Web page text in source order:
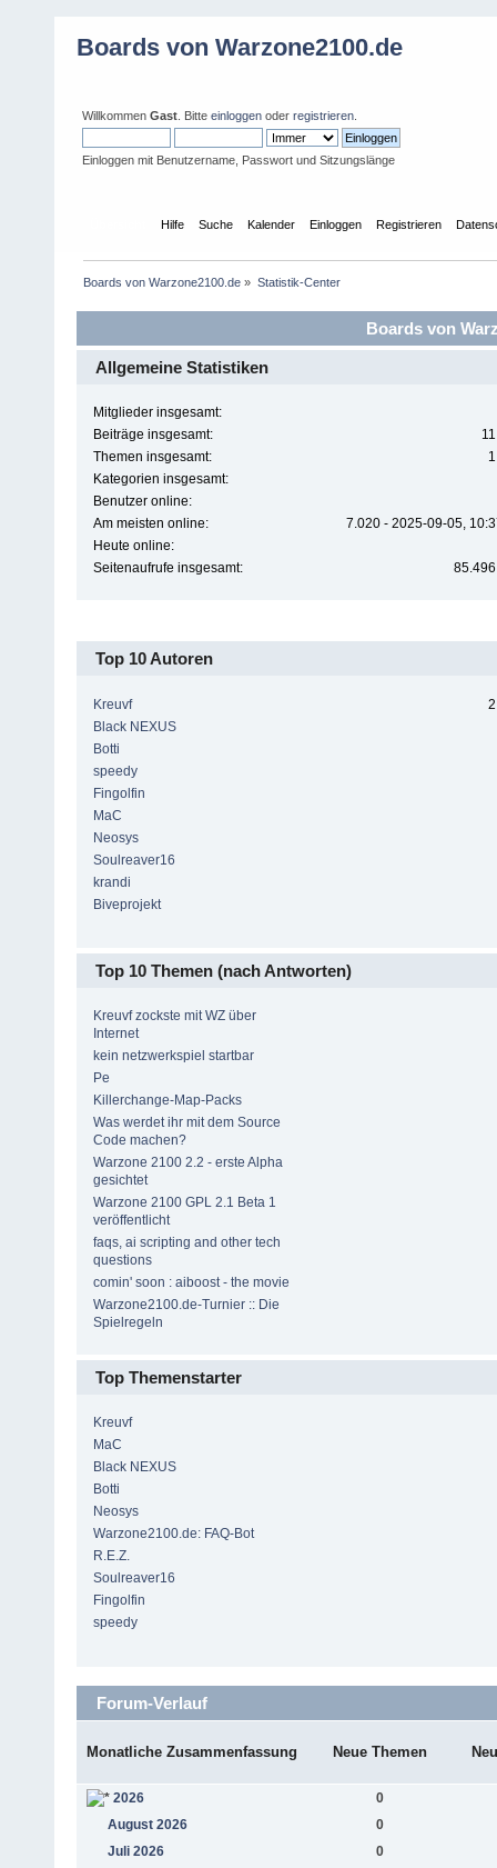
Boards von Warzone2100.de
Willkommen Gast . Bitte einloggen oder registrieren
Einloggen mit Benutzername, Passwort und Sitzungslänge
Hilfe Suche Kalender Einloggen Registrieren
Boards von Warzone2100.de » Statistik-Center
Boards von
Allgemeine Statistiken
Mitglieder insgesamt:
Beiträge insgesamt:
Themen insgesamt:
Kategorien insgesamt:
Benutzer online:
Am meisten online:
7.020 - 2025-09-05,
Heute online:
Seitenaufrufe insgesamt:
Top 10 Autoren
Kreuvf
Black NEXUS
Botti
speedy
Fingolfin
MaC
Neosys
Soulreaver16
krandi
Biveprojekt
Top 10 Themen (nach Antworten)
Kreuvf zockste mit WZ über
Internet
kein netzwerkspiel startbar
Pe
Killerchange-Map-Packs
Was werdet ihr mit dem Source
Code machen?
Warzone 2100 2.2 - erste Alpha
gesichtet
Warzone 2100 GPL 2.1 Beta 1
veröffentlicht
faqs, ai scripting and other tech
questions
comin' soon : aiboost - the movie
Warzone2100.de-Turnier :: Die
Spielregeln
Top Themenstarter
Kreuvf
MaC
Black NEXUS
Botti
Neosys
Warzone2100.de: FAQ-Bot
R.E.Z.
Soulreaver16
Fingolfin
speedy
Forum-Verlauf
Monatliche Zusammenfassung Neue Themen
2026
0
August 2026
0
Juli 2026
0